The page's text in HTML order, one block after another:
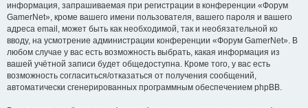
информация, запрашиваемая при регистрации в конференции «Форум
GamerNet», кроме вашего имени пользователя, вашего пароля и вашего
адреса email, может быть как необходимой, так и необязательной ко
вводу, на усмотрение администрации конференции «Форум GamerNet». В
любом случае у вас есть возможность выбрать, какая информация из
вашей учётной записи будет общедоступна. Кроме того, у вас есть
возможность согласиться/отказаться от получения сообщений,
автоматически сгенерированных программным обеспечением phpBB.